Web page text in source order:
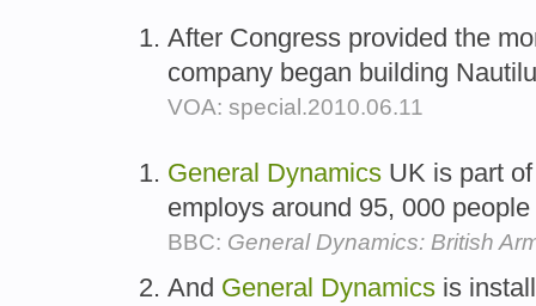
After Congress provided the
company began building
VOA: special.2010.06.11
General Dynamics UK is part
employs around 95, 000
BBC: General Dynamics: British
And General Dynamics is